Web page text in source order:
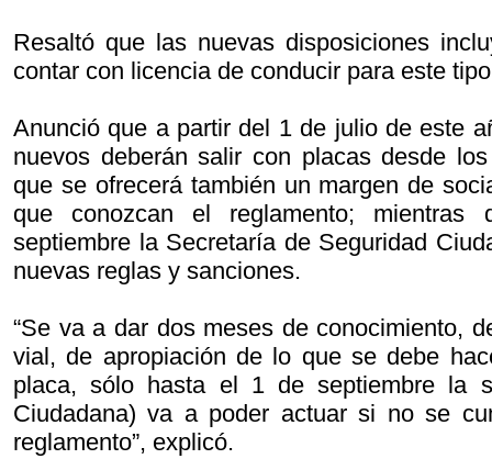
Resaltó que las nuevas disposiciones
contar con licencia de conducir para este
Anunció que a partir del 1 de julio de este
nuevos deberán salir con placas desde
que se ofrecerá también un margen de
que conozcan el reglamento;
septiembre la Secretaría de Seguridad
nuevas reglas y sanciones.
“Se va a dar dos meses de conocimiento,
vial, de apropiación de lo que se debe
placa, sólo hasta el 1 de septiembre la
Ciudadana) va a poder actuar si no se
reglamento”, explicó.